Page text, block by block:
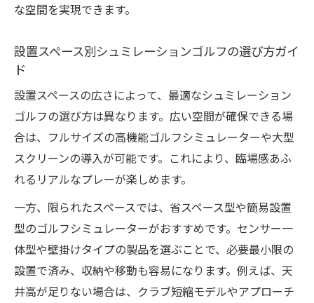
な空間を実現できます。
設置スペース別シュミレーションゴルフの選び方ガイ
ド
設置スペースの広さによって、最適なシュミレーション
ゴルフの選び方は異なります。広い空間が確保できる場
合は、フルサイズの高機能ゴルフシミュレーターや大型
スクリーンの導入が可能です。これにより、臨場感あふ
れるリアルなプレーが楽しめます。
一方、限られたスペースでは、省スペース型や簡易設置
型のゴルフシミュレーターがおすすめです。センサー一
体型や壁掛けタイプの製品を選ぶことで、必要最小限の
設置で済み、収納や移動も容易になります。例えば、天
井高が足りない場合は、クラブ短縮モデルやアプローチ